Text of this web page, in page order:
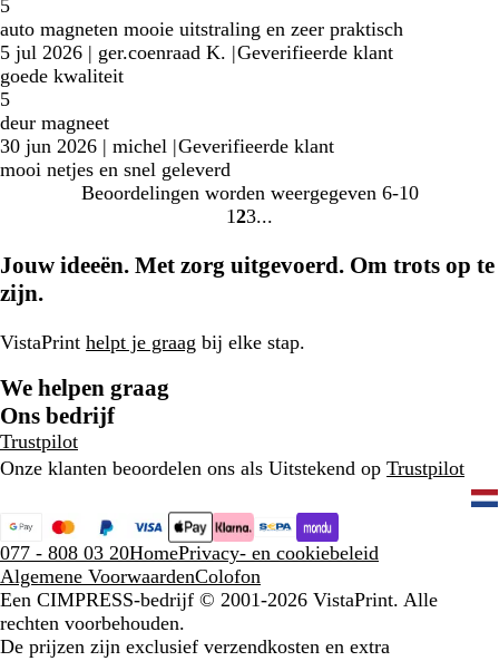
5
auto magneten mooie uitstraling en zeer praktisch
5 jul 2026 | ger.coenraad K. |Geverifieerde klant
goede kwaliteit
5
deur magneet
30 jun 2026 | michel |Geverifieerde klant
mooi netjes en snel geleverd
Beoordelingen worden weergegeven 6-10
Naar
1 Naar
2Naar
3
Jouw ideeën. Met zorg uitgevoerd. Om trots op te
zijn.
VistaPrint helpt je graag bij elke stap.
We helpen graag
Ons bedrijf
Trustpilot
Onze klanten beoordelen ons als Uitstekend op Trustpilot
077 - 808 03 20HomePrivacy- en cookiebeleid
Algemene VoorwaardenColofon
Een CIMPRESS-bedrijf © 2001-2026 VistaPrint. Alle
rechten voorbehouden.
De prijzen zijn exclusief verzendkosten en extra